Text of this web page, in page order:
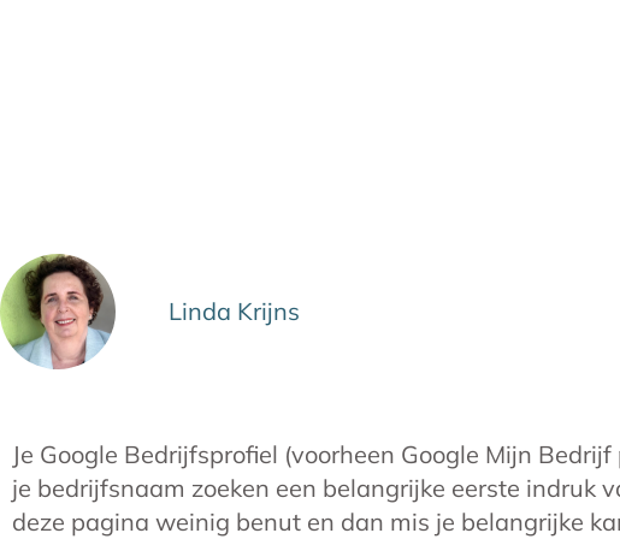
Linda Krijns
Je Google Bedrijfsprofiel (voorheen Google Mijn
je bedrijfsnaam zoeken een belangrijke eerste indruk
deze pagina weinig benut en dan mis je belangrijke